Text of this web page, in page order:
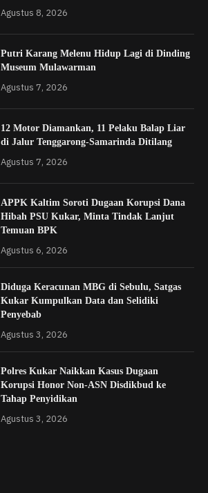
Agustus 8, 2026
Putri Karang Melenu Hidup Lagi di Dinding
Museum Mulawarman
Agustus 7, 2026
12 Motor Diamankan, 11 Pelaku Balap Liar
di Jalur Tenggarong-Samarinda Ditilang
Agustus 7, 2026
APPK Kaltim Soroti Dugaan Korupsi Dana
Hibah PSU Kukar, Minta Tindak Lanjut
Temuan BPK
Agustus 6, 2026
Diduga Keracunan MBG di Sebulu, Satgas
Kukar Kumpulkan Data dan Selidiki
Penyebab
Agustus 3, 2026
Polres Kukar Naikkan Kasus Dugaan
Korupsi Honor Non-ASN Disdikbud ke
Tahap Penyidikan
Agustus 3, 2026